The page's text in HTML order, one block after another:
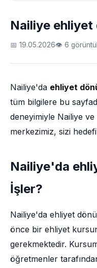
Nailiye ehliyet
📅 19.05.2026👁 6
Nailiye'da ehliyet
tüm bilgilere bu
deneyimiyle Nailiye
merkezimiz, sizi
Nailiye'da
İşler?
Nailiye'da ehliyet
önce bir ehliyet
gerekmektedir.
öğretmenler